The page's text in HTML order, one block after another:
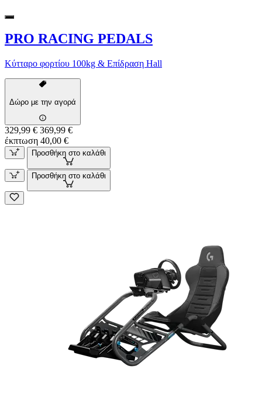
PRO RACING PEDALS
Κύτταρο φορτίου 100kg & Επίδραση Hall
Δώρο με την αγορά
329,99 € 369,99 €
έκπτωση 40,00 €
Προσθήκη στο καλάθι
Προσθήκη στο καλάθι